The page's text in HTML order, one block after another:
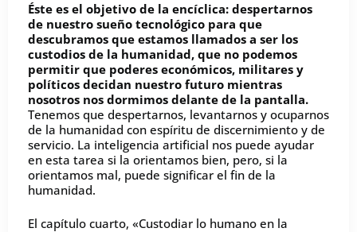
Éste es el objetivo de la encíclica: despertarnos
de nuestro sueño tecnológico para que
descubramos que estamos llamados a ser los
custodios de la humanidad, que no podemos
permitir que poderes económicos, militares y
políticos decidan nuestro futuro mientras
nosotros nos dormimos delante de la pantalla.
Tenemos que despertarnos, levantarnos y ocuparnos
de la humanidad con espíritu de discernimiento y de
servicio. La inteligencia artificial nos puede ayudar
en esta tarea si la orientamos bien, pero, si la
orientamos mal, puede significar el fin de la
humanidad.
El capítulo cuarto, «Custodiar lo humano en la